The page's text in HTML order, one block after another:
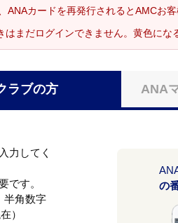
ANAカードを再発行されるとAMCお
まだログインできません。黄色にな
ラブの方 ANA
力してく
です。
半角数字
）
の